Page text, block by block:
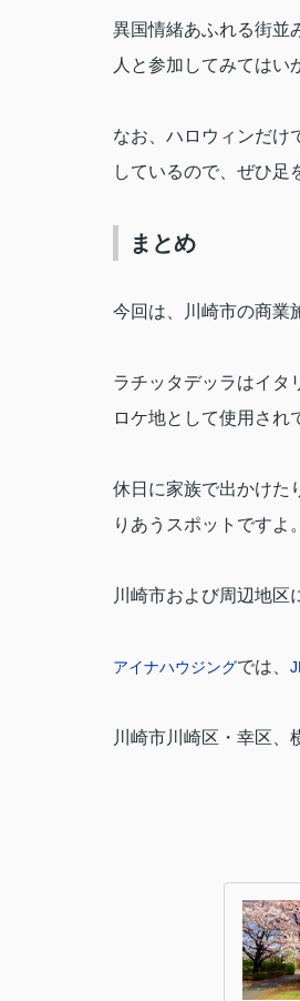
異国情緒あふれる街並
人と参加してみてはい
なお、ハロウィンだけ
しているので、ぜひ足
まとめ
今回は、川崎市の商業
ラチッタデッラはイタ
ロケ地として使用され
休日に家族で出かけた
りあうスポットですよ。
川崎市および周辺地区
アイナハウジングでは、
川崎市川崎区・幸区、